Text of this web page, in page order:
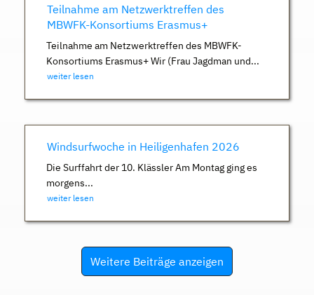
Teilnahme am Netzwerktreffen des
MBWFK-Konsortiums Erasmus+
Teilnahme am Netzwerktreffen des MBWFK-
Konsortiums Erasmus+ Wir (Frau Jagdman und...
weiter lesen
Windsurfwoche in Heiligenhafen 2026
Die Surffahrt der 10. Klässler Am Montag ging es
morgens...
weiter lesen
Weitere Beiträge anzeigen